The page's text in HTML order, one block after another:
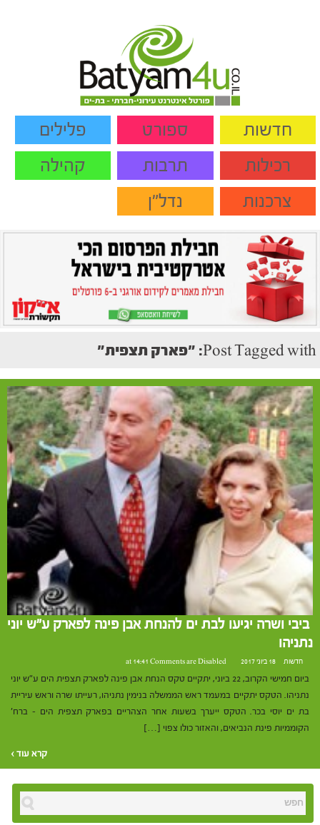
חדשות ספורט
פלילים
רכילות
תרבות
קהילה
צרכנות
נדל"ן
Post Tagged with: "פארק תצפית"
ביבי ושרה יגיעו לבת ים להנחת אבן פינה לפארק ע"ש יוני
נתניהו
חדשות 18 ביוני 2017 at 14:41 Comments are Disabled
ביום חמישי הקרוב, 22 ביוני, יתקיים טקס הנחת אבן פינה לפארק תצפית הים ע"ש יוני
נתניהו. הטקס יתקיים במעמד ראש הממשלה בנימין נתניהו, רעייתו שרה וראש עיריית
בת ים יוסי בכר. הטקס ייערך בשעות אחר הצהריים בפארק תצפית הים – ברח'
הקוממיות פינת הנביאים, והאזור כולו צפוי […]
קרא עוד ›